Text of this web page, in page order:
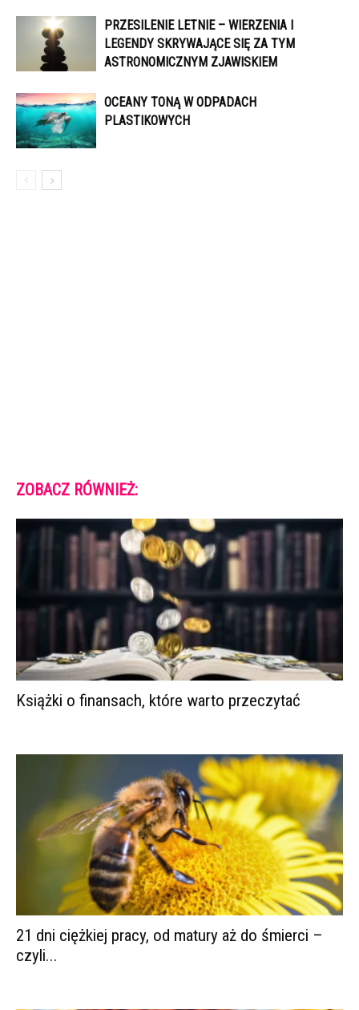
PRZESILENIE LETNIE – WIERZENIA I
LEGENDY SKRYWAJĄCE SIĘ ZA TYM
ASTRONOMICZNYM ZJAWISKIEM
OCEANY TONĄ W ODPADACH
PLASTIKOWYCH
ZOBACZ RÓWNIEŻ:
Książki o finansach, które warto przeczytać
21 dni ciężkiej pracy, od matury aż do śmierci –
czyli...